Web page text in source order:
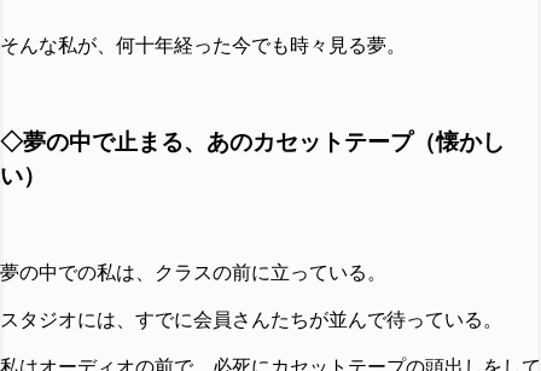
そんな私が、何十年経った今でも時々見る夢。
◇夢の中で止まる、あのカセットテープ（懐かし
い）
夢の中での私は、クラスの前に立っている。
スタジオには、すでに会員さんたちが並んで待っている。
私はオーディオの前で、必死にカセットテープの頭出しをして